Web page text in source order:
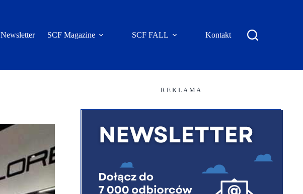
Newsletter SCF Magazine SCF FALL Kontakt
R E K L A M A